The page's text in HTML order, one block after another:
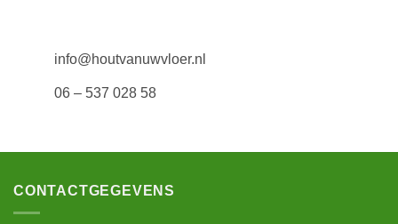
info@houtvanuwvloer.nl
06 – 537 028 58
CONTACTGEGEVENS